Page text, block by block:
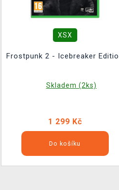
XSX
Frostpunk 2 - Icebreaker
Skladem (2ks)
1 299 Kč
Do košíku